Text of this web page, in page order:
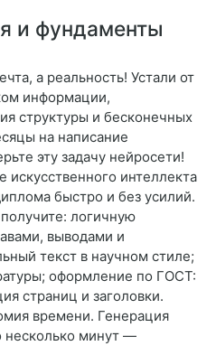
и фундаменты
а реальность! Устали от
информации,
структуры и бесконечных
на написание
эту задачу нейросети!
искусственного интеллекта
быстро и без усилий.
логичную
выводами и
текст в научном стиле;
оформление по ГОСТ:
страниц и заголовки.
времени. Генерация
несколько минут —